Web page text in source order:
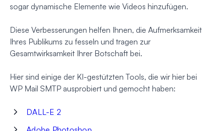
sogar dynamische Elemente wie Videos hinzufügen.
Diese Verbesserungen helfen Ihnen, die Aufmerksamkeit
Ihres Publikums zu fesseln und tragen zur
Gesamtwirksamkeit Ihrer Botschaft bei.
Hier sind einige der KI-gestützten Tools, die wir hier bei
WP Mail SMTP ausprobiert und gemocht haben:
DALL-E 2